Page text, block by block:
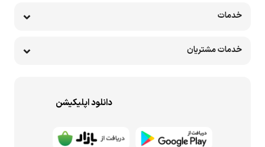
خدمات
خدمات مشتریان
دانلود اپلیکیشن